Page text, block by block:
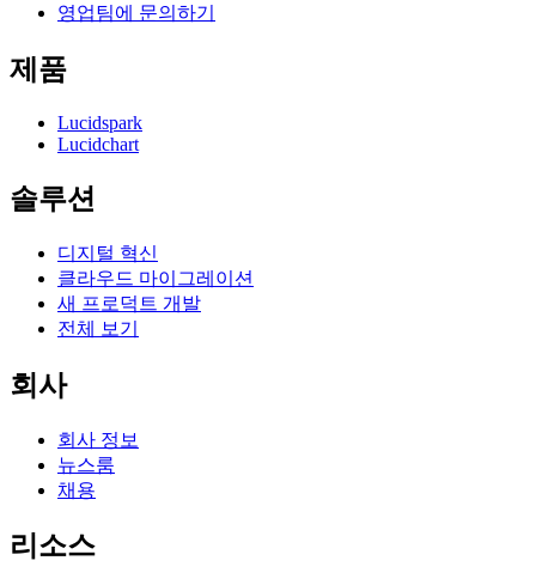
영업팀에 문의하기
제품
Lucidspark
Lucidchart
솔루션
디지털 혁신
클라우드 마이그레이션
새 프로덕트 개발
전체 보기
회사
회사 정보
뉴스룸
채용
리소스